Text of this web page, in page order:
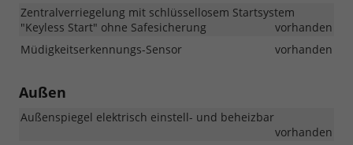
Zentralverriegelung mit schlüssellosem Startsystem
"Keyless Start" ohne Safesicherung
vorhanden
Müdigkeitserkennungs-Sensor
vorhanden
Außen
Außenspiegel elektrisch einstell- und beheizbar
vorhanden